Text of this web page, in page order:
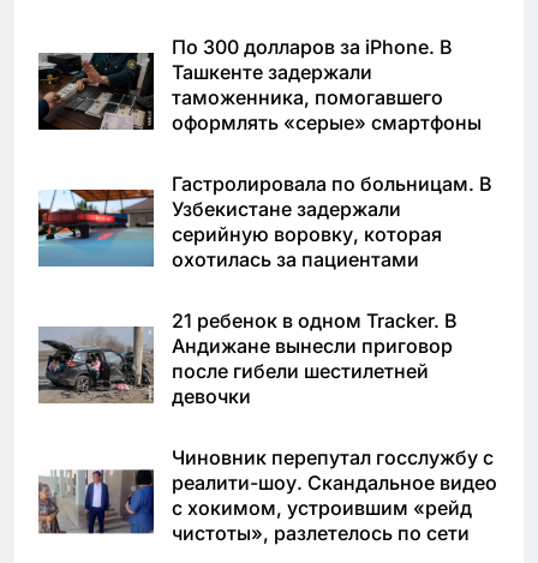
По 300 долларов за iPhone. В
Ташкенте задержали
таможенника, помогавшего
оформлять «серые» смартфоны
Гастролировала по больницам. В
Узбекистане задержали
серийную воровку, которая
охотилась за пациентами
21 ребенок в одном Tracker. В
Андижане вынесли приговор
после гибели шестилетней
девочки
Чиновник перепутал госслужбу с
реалити-шоу. Скандальное видео
с хокимом, устроившим «рейд
чистоты», разлетелось по сети